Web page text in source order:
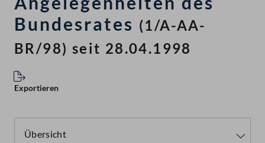
Bundesrates (1/A-AA-
BR/98) seit 28.04.1998
Exportieren